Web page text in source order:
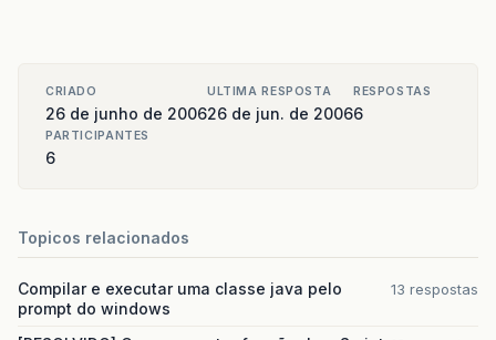
CRIADO
26 de junho de 2006
ULTIMA RESPOSTA
26 de jun. de 2006
RESPOSTAS
6
PARTICIPANTES
6
Topicos relacionados
Compilar e executar uma classe java pelo
prompt do windows
13 respostas